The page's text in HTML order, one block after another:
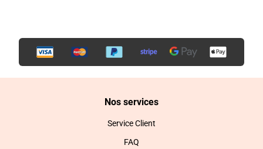
Nos services
Service Client
FAQ